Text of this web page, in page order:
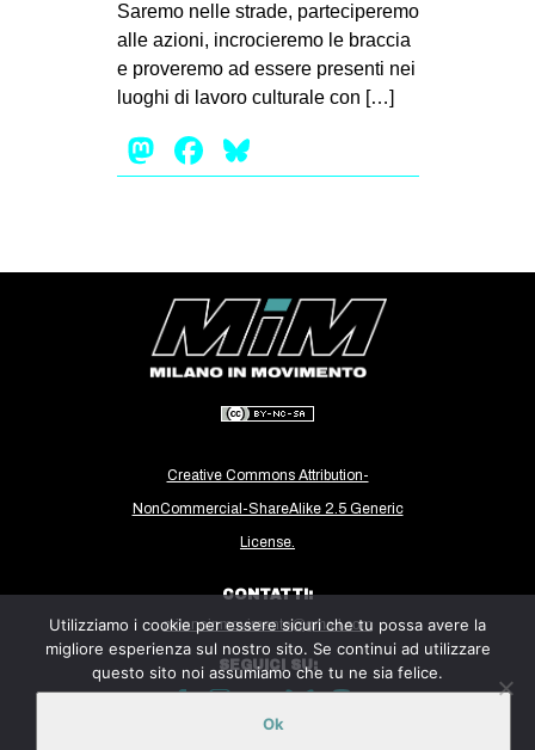
Saremo nelle strade, parteciperemo
alle azioni, incrocieremo le braccia
e proveremo ad essere presenti nei
luoghi di lavoro culturale con […]
Mastodon
Facebook
Creative Commons Attribution-
NonCommercial-ShareAlike 2.5 Generic
License.
CONTATTI:
milanoinmovimento@gmail.com
SEGUICI SU:
Utilizziamo i cookie per essere sicuri che tu possa avere la
migliore esperienza sul nostro sito. Se continui ad utilizzare
questo sito noi assumiamo che tu ne sia felice.
Ok